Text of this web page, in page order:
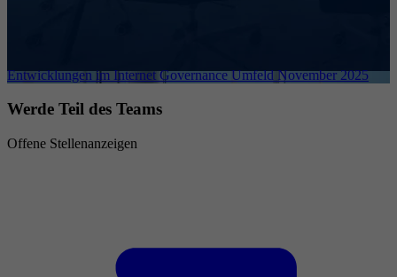
Entwicklungen im Internet Governance Umfeld November 2025
Werde Teil des Teams
Offene Stellenanzeigen